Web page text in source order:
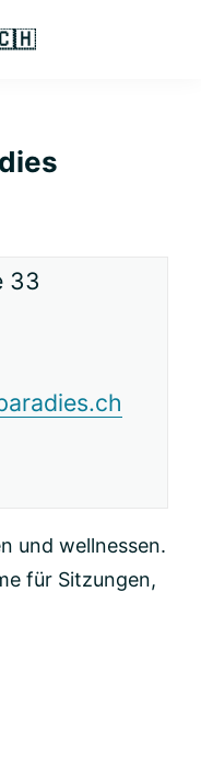
🇨🇭
33
und wellnessen.
für Sitzungen,